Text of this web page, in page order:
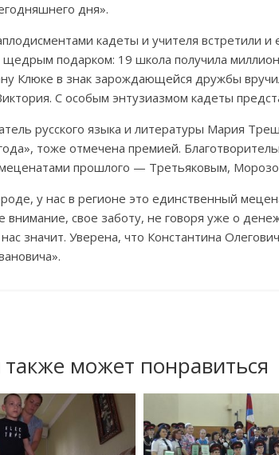
дня».
кадеты и учителя встретили
щедрым подарком: 19 школа получила
Клюке в знак зарождающейся дружбы
С особым энтузиазмом кадеты
русского языка и литературы Мария
тоже отмечена премией.
прошлого — Третьяковым,
у нас в регионе это единственный
внимание, свое заботу, не говоря уже о
значит. Уверена, что Константина
может понравиться